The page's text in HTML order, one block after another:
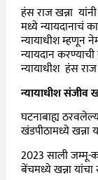
हंस राज खन्ना यांनी
मध्ये न्यायदानाचं
न्यायाधीश म्हणून
न्यायदान
न्यायाधीश हंस
न्यायाधीश संजीव
घटनाबाह्य
खंडपीठामध्ये खन्ना
2023 साली जम्मू-
बेंचमध्ये खन्ना यांचा